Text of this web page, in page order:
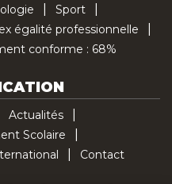
Sport
égalité professionnelle
conforme : 68%
Actualités
Scolaire
Contact